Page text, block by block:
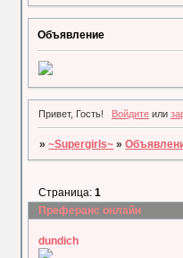
Объявление
Привет, Гость! Войдитеили
»~Supergirls~ »
Преферанс онлайн
Страница:1
dundich